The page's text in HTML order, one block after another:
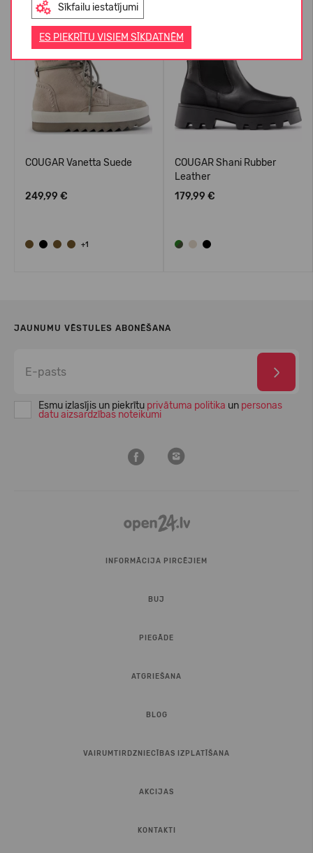
Sīkfailu iestatījumi
ES PIEKRĪTU VISIEM SĪKDATNĒM
COUGAR Vanetta Suede
249,99 €
+1
COUGAR Shani Rubber
Leather
179,99 €
JAUNUMU VĒSTULES ABONĒŠANA
Esmu izlasījis un piekrītu privātuma politika un personas
datu aizsardzības noteikumi
INFORMĀCIJA PIRCĒJIEM
BUJ
PIEGĀDE
ATGRIEŠANA
BLOG
VAIRUMTIRDZNIECĪBAS IZPLATĪŠANA
AKCIJAS
KONTAKTI